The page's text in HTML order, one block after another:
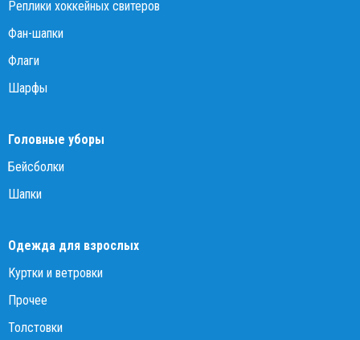
Реплики хоккейных свитеров
Фан-шапки
Флаги
Шарфы
Головные уборы
Бейсболки
Шапки
Одежда для взрослых
Куртки и ветровки
Прочее
Толстовки